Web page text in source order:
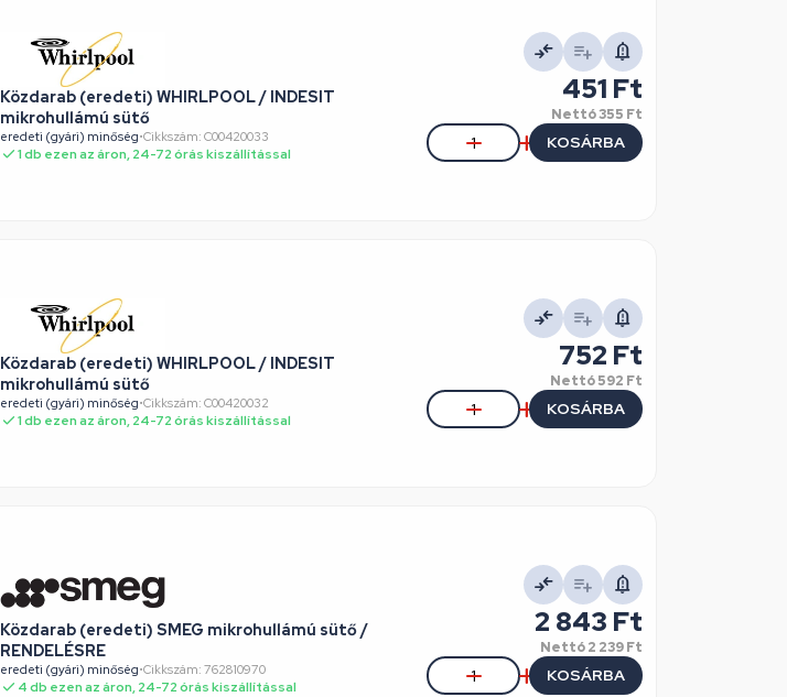
Közdarab (eredeti) WHIRLPOOL / INDESIT
mikrohullámú sütő
eredeti (gyári) minőség•Cikkszám: C00420033
1 db ezen az áron, 24-72 órás kiszállítással
451 Ft
Nettó355 Ft
KOSÁRBA
Közdarab (eredeti) WHIRLPOOL / INDESIT
mikrohullámú sütő
eredeti (gyári) minőség•Cikkszám: C00420032
1 db ezen az áron, 24-72 órás kiszállítással
752 Ft
Nettó592 Ft
KOSÁRBA
Közdarab (eredeti) SMEG mikrohullámú sütő /
RENDELÉSRE
eredeti (gyári) minőség•Cikkszám: 762810970
4 db ezen az áron, 24-72 órás kiszállítással
2 843 Ft
Nettó2 239 Ft
KOSÁRBA